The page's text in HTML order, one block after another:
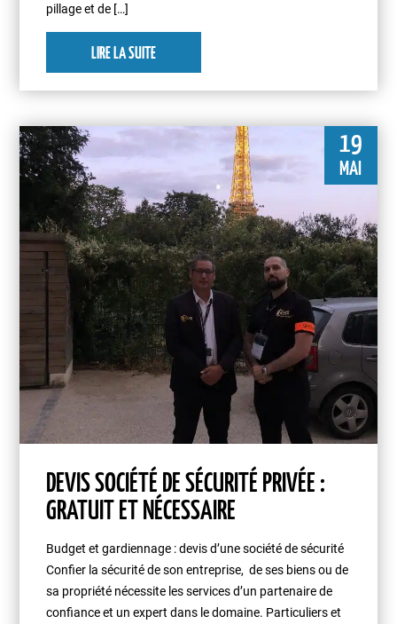
pillage et de […]
LIRE LA SUITE
19
MAI
DEVIS SOCIÉTÉ DE SÉCURITÉ PRIVÉE :
GRATUIT ET NÉCESSAIRE
Budget et gardiennage : devis d’une société de sécurité
Confier la sécurité de son entreprise, de ses biens ou de
sa propriété nécessite les services d’un partenaire de
confiance et un expert dans le domaine. Particuliers et